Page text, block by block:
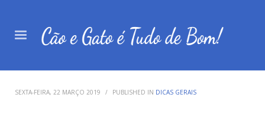
SEXTA-FEIRA, 22 MARÇO 2019 / PUBLISHED IN DICAS GERAIS